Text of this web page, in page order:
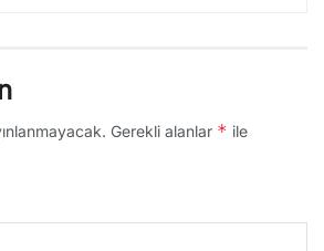
Gerekli alanlar * ile